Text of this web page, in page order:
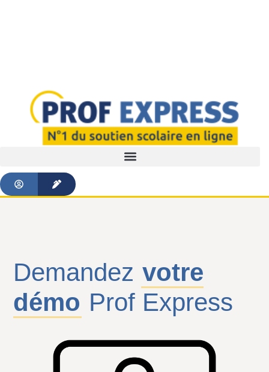
Demandez votre
démo Prof Express